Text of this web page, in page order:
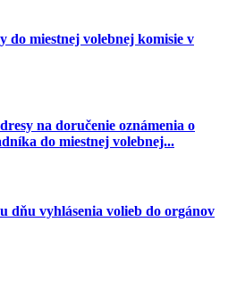
do miestnej volebnej komisie v
na doručenie oznámenia o
do miestnej volebnej...
dňu vyhlásenia volieb do orgánov